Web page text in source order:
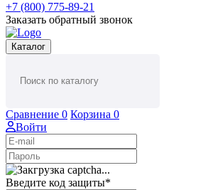
+7 (800) 775-89-21
Заказать обратный звонок
Каталог
Сравнение 0 Корзина 0
Войти
Введите код защиты*